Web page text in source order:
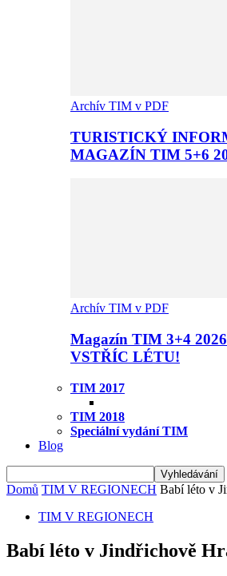
Archív TIM v PDF
TURISTICKÝ
MAGAZÍN TIM 5+6
Archív TIM v PDF
Magazín TIM 3+4
VSTŘÍC LÉTU!
TIM 2017
TIM 2018
Speciální vydání TIM
Blog
Domů TIM V REGIONECH Babí léto v
TIM V REGIONECH
Babí léto v Jindřichově